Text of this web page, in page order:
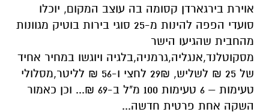
אוירת בירגארדן קסומה בה עוצב המקום, יוכלו
סועדי הפפה להינות מ-25 סוגי בירות בוטיק מגוונות
מהחבית שהגיעו הישר
מסקוטלנד,אנגליה,גרמניה,בלגיה ויוגשו במחיר אחיד
של 25 ₪ לשליש, 29₪ לחצי ו-56 ₪ לליטר,מסלולי
טעימות – 6 טעימות 100 מ"ל ב-69 ₪... וכן כאמור
השקה אחת פרטית חדשה...